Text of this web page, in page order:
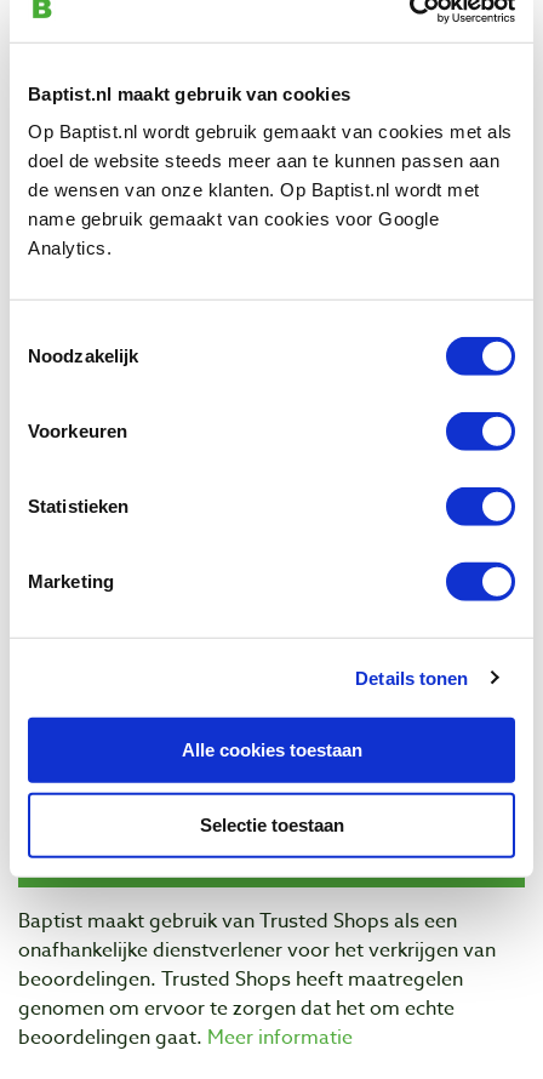
Baptist.nl maakt gebruik van cookies
Op Baptist.nl wordt gebruik gemaakt van cookies met als
doel de website steeds meer aan te kunnen passen aan
de wensen van onze klanten. Op Baptist.nl wordt met
name gebruik gemaakt van cookies voor Google
Analytics.
Noodzakelijk
Voorkeuren
Statistieken
Marketing
Details tonen
Alle cookies toestaan
Selectie toestaan
€ 4,95 incl. btw
Vergelijken
Osmo pad wit (zacht) 95 x 155 mm
€ 3,40 incl. btw
Op voorraad
Baptist maakt gebruik van Trusted Shops als een
onafhankelijke dienstverlener voor het verkrijgen van
beoordelingen. Trusted Shops heeft maatregelen
genomen om ervoor te zorgen dat het om echte
beoordelingen gaat. Meer informatie